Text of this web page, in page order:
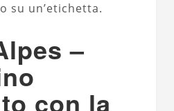
su un’etichetta.
–
con la